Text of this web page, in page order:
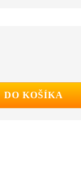
DO KOŠÍKA